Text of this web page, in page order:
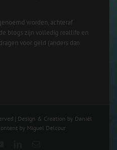
worden, achteraf
blogs zijn volledig reallife en
voor geld (anders dan
| Design & Creation by Daniël
by Miguel Delcour